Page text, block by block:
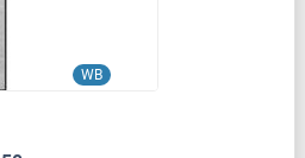
WB